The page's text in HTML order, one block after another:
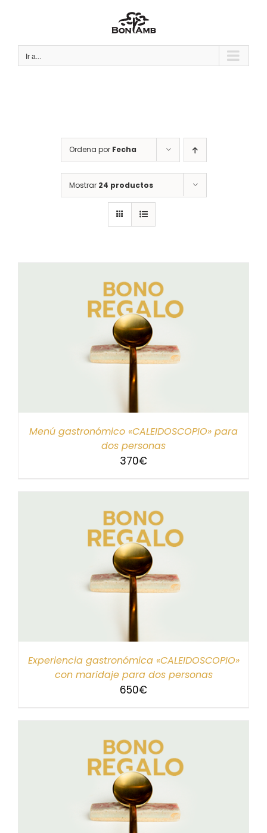
Ir a...
Ordena por Fecha
Mostrar 24 productos
Menú gastronómico «CALEIDOSCOPIO» para
dos personas
370€
Experiencia gastronómica «CALEIDOSCOPIO»
con maridaje para dos personas
650€